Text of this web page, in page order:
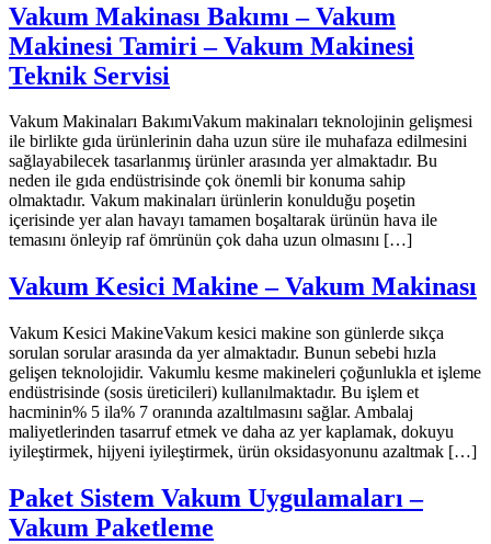
Vakum Makinası Bakımı – Vakum
Makinesi Tamiri – Vakum Makinesi
Teknik Servisi
Vakum Makinaları BakımıVakum makinaları teknolojinin gelişmesi
ile birlikte gıda ürünlerinin daha uzun süre ile muhafaza edilmesini
sağlayabilecek tasarlanmış ürünler arasında yer almaktadır. Bu
neden ile gıda endüstrisinde çok önemli bir konuma sahip
olmaktadır. Vakum makinaları ürünlerin konulduğu poşetin
içerisinde yer alan havayı tamamen boşaltarak ürünün hava ile
temasını önleyip raf ömrünün çok daha uzun olmasını […]
Vakum Kesici Makine – Vakum Makinası
Vakum Kesici MakineVakum kesici makine son günlerde sıkça
sorulan sorular arasında da yer almaktadır. Bunun sebebi hızla
gelişen teknolojidir. Vakumlu kesme makineleri çoğunlukla et işleme
endüstrisinde (sosis üreticileri) kullanılmaktadır. Bu işlem et
hacminin% 5 ila% 7 oranında azaltılmasını sağlar. Ambalaj
maliyetlerinden tasarruf etmek ve daha az yer kaplamak, dokuyu
iyileştirmek, hijyeni iyileştirmek, ürün oksidasyonunu azaltmak […]
Paket Sistem Vakum Uygulamaları –
Vakum Paketleme